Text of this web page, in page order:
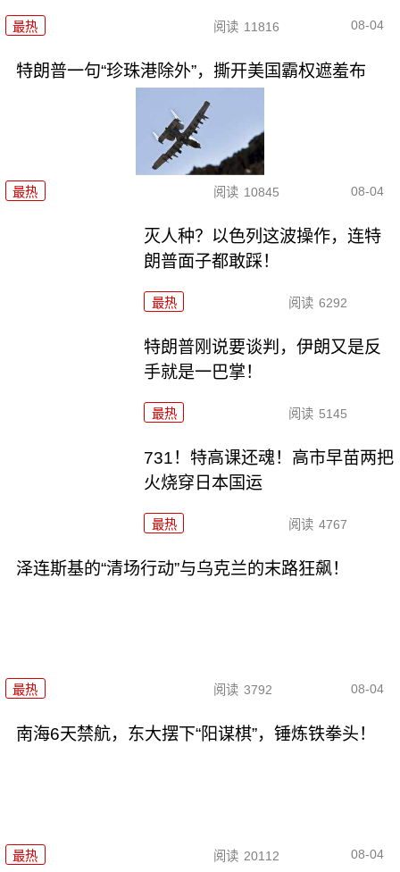
最热 阅读 11816 08-04
特朗普一句“珍珠港除外”，撕开美国霸权遮羞布
最热 阅读 10845 08-04
灭人种？以色列这波操作，连特
朗普面子都敢踩！
最热 阅读 6292
特朗普刚说要谈判，伊朗又是反
手就是一巴掌！
最热 阅读 5145
731！特高课还魂！高市早苗两把
火烧穿日本国运
最热 阅读 4767
泽连斯基的“清场行动”与乌克兰的末路狂飙！
最热 阅读 3792 08-04
南海6天禁航，东大摆下“阳谋棋”，锤炼铁拳头！
最热 阅读 20112 08-04